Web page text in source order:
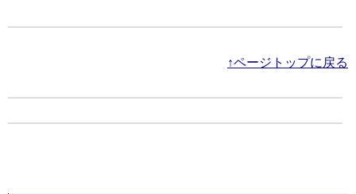
↑ページトップに戻る